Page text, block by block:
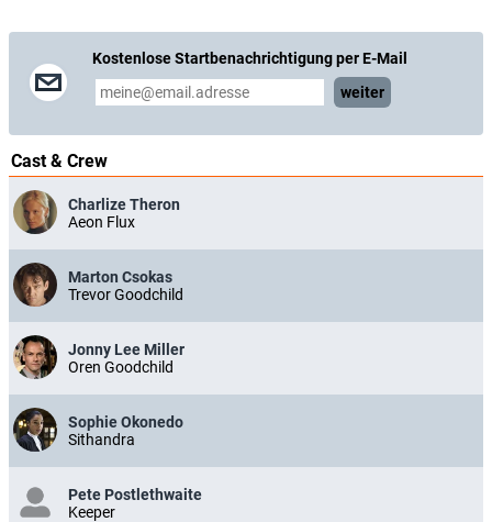
Kostenlose Startbenachrichtigung per E-Mail
weiter
Cast & Crew
Charlize Theron
Aeon Flux
Marton Csokas
Trevor Goodchild
Jonny Lee Miller
Oren Goodchild
Sophie Okonedo
Sithandra
Pete Postlethwaite
Keeper